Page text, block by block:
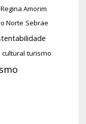
Regina Amorim
Norte Sebrae
turismo